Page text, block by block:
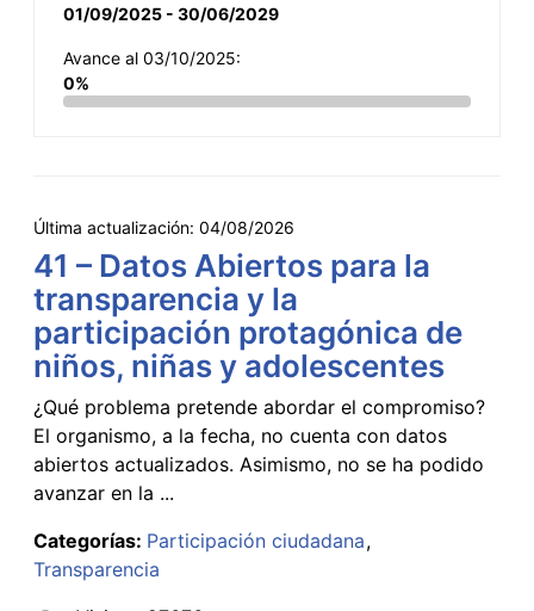
01/09/2025 - 30/06/2029
Avance al 03/10/2025:
0%
Última actualización: 04/08/2026
41 – Datos Abiertos para la
transparencia y la
participación protagónica de
niños, niñas y adolescentes
¿Qué problema pretende abordar el compromiso?
El organismo, a la fecha, no cuenta con datos
abiertos actualizados. Asimismo, no se ha podido
avanzar en la ...
Categorías: Participación ciudadana
Transparencia